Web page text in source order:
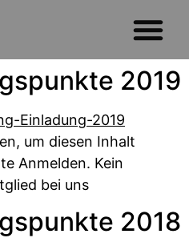
2019
um diesen Inhalt
Anmelden. Kein
bei uns
2018